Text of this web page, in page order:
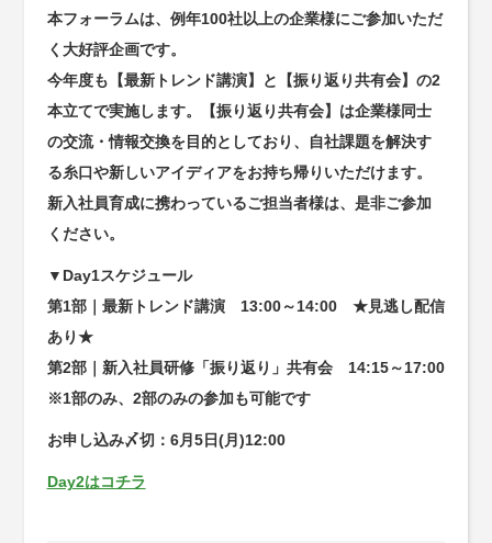
本フォーラムは、例年100社以上の企業様にご参加いただ
く大好評企画です。
今年度も【最新トレンド講演】と【振り返り共有会】の2
本立てで実施します。【振り返り共有会】は企業様同士
の交流・情報交換を目的としており、自社課題を解決す
る糸口や新しいアイディアをお持ち帰りいただけます。
新入社員育成に携わっているご担当者様は、是非ご参加
ください。
▼Day1スケジュール
第1部｜最新トレンド講演 13:00～14:00 ★見逃し配信
あり★
第2部｜新入社員研修「振り返り」共有会 14:15～17:00
※1部のみ、2部のみの参加も可能です
お申し込み〆切：6月5日(月)12:00
Day2はコチラ